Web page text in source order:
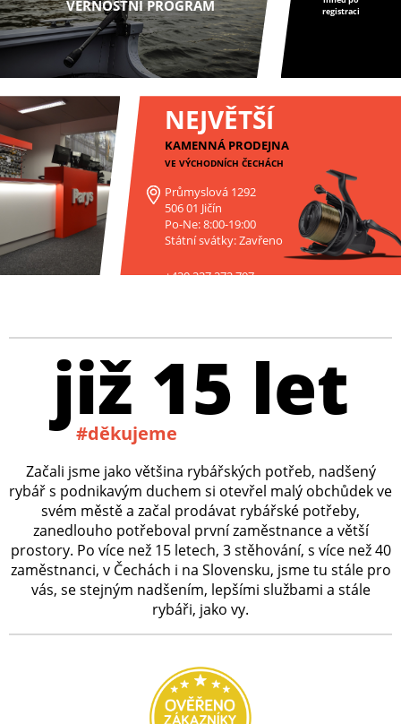
VĚRNOSTNÍ PROGRAM
registraci
NEJVĚTŠÍ
KAMENNÁ PRODEJNA
VE VÝCHODNÍCH ČECHÁCH
Průmyslová 1292
506 01 Jičín
Po-Ne: 8:00-19:00
Státní svátky: Zavřeno
+420 227 272 797
již 15 let
#děkujeme
Začali jsme jako většina rybářských potřeb, nadšený
rybář s podnikavým duchem si otevřel malý obchůdek ve
svém městě a začal prodávat rybářské potřeby,
zanedlouho potřeboval první zaměstnance a větší
prostory. Po více než 15 letech, 3 stěhování, s více než 40
zaměstnanci, v Čechách i na Slovensku, jsme tu stále pro
vás, se stejným nadšením, lepšími službami a stále
rybáři, jako vy.